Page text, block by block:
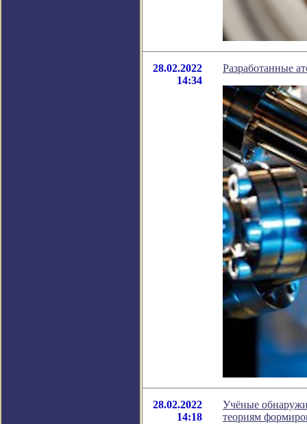
28.02.2022
14:34
Разработанные
28.02.2022
14:18
Учёные
теориям